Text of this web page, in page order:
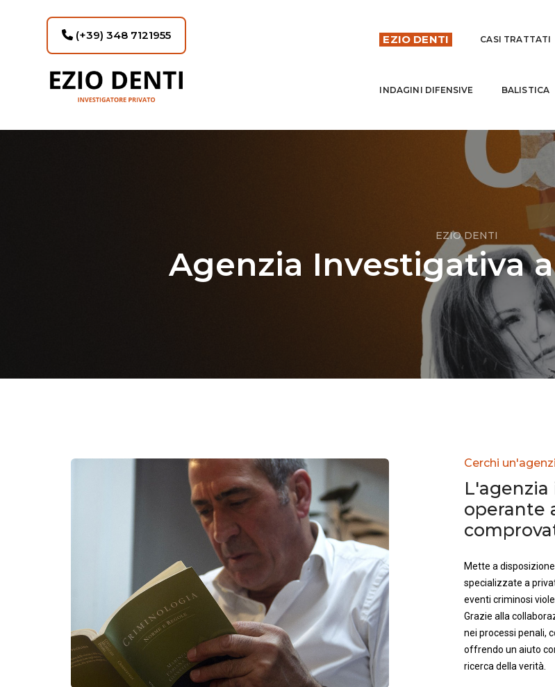
(+39) 348 7121955 EZIO DENTI CASI TRATTATI
INDAGINI DIFENSIVE BALISTICA
EZIO DENTI
Agenzia Investigativa
Cerchi
operante
Mette a
specializzate a
eventi criminosi
Grazie alla
nei processi penali,
offrendo un aiuto
ricerca della verità.